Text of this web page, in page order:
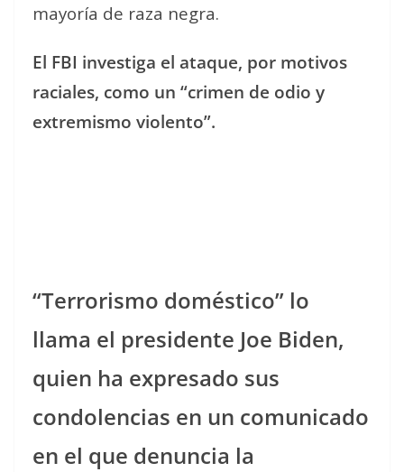
mayoría de raza negra.
El FBI investiga el ataque, por motivos
raciales, como un “crimen de odio y
extremismo violento”.
“Terrorismo doméstico” lo
llama el presidente Joe Biden,
quien ha expresado sus
condolencias en un comunicado
en el que denuncia la